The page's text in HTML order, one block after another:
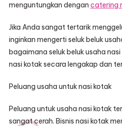
menguntungkan dengan catering
Jika Anda sangat tertarik
inginkan mengerti seluk beluk
bagaimana seluk beluk usaha
nasi kotak secara lengakap dan
Peluang usaha untuk nasi kotak
Peluang untuk usaha nasi kotak
sangat cerah. Bisnis nasi kotak